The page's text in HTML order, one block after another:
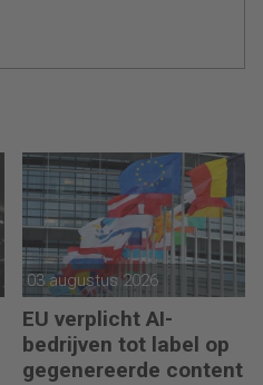
03 augustus 2026
EU verplicht AI-
bedrijven tot label op
gegenereerde content